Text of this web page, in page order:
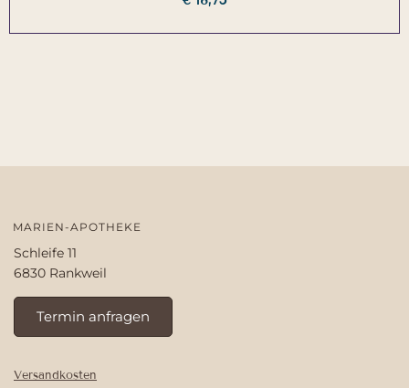
MARIEN-APOTHEKE
Schleife 11
6830 Rankweil
Termin anfragen
Versandkosten